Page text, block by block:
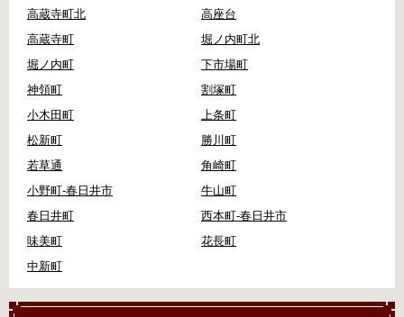
高蔵寺町北
高座台
高蔵寺町
堀ノ内町北
堀ノ内町
下市場町
神領町
割塚町
小木田町
上条町
松新町
勝川町
若草通
角崎町
小野町-春日井市
牛山町
春日井町
西本町-春日井市
味美町
花長町
中新町